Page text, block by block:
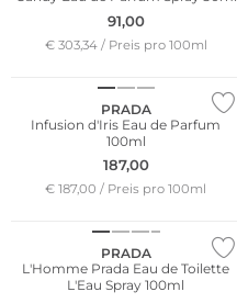
91,00
€ 303,34 / Preis pro 100ml
PRADA
Infusion d'Iris Eau de Parfum
100ml
187,00
€ 187,00 / Preis pro 100ml
PRADA
L'Homme Prada Eau de Toilette
L'Eau Spray 100ml